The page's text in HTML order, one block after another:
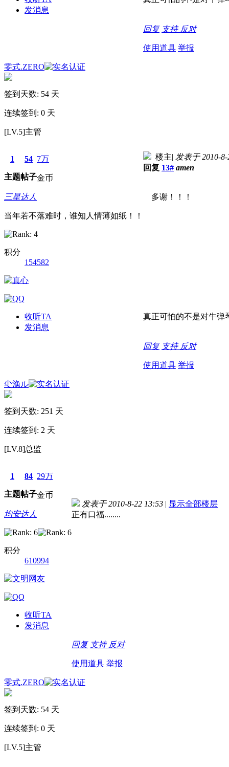
发消息
回复 支持 反对
使用道具 举报
零式.ZERO
签到天数: 54 天
连续签到: 0 天
[LV.5]主管
1
主题
54
帖子
7万
金币
三星达人
当年若不落难时，谁知人情薄如纸！！
积分
154582
收听TA
发消息
楼主| 发表于 2010-8-
回复 13# amen
多谢！！！
真正可怕的不是对牛弹
回复 支持 反对
使用道具 举报
尐漁ル
签到天数: 251 天
连续签到: 2 天
[LV.8]总监
1
主题
84
帖子
29万
金币
均安达人
积分
610994
收听TA
发消息
发表于 2010-8-22 13:53 | 显示全部楼层
正有口福........
回复 支持 反对
使用道具 举报
零式.ZERO
签到天数: 54 天
连续签到: 0 天
[LV.5]主管